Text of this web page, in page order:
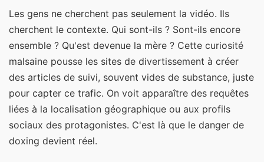
Les gens ne cherchent pas seulement la vidéo. Ils
cherchent le contexte. Qui sont-ils ? Sont-ils encore
ensemble ? Qu'est devenue la mère ? Cette curiosité
malsaine pousse les sites de divertissement à créer
des articles de suivi, souvent vides de substance, juste
pour capter ce trafic. On voit apparaître des requêtes
liées à la localisation géographique ou aux profils
sociaux des protagonistes. C'est là que le danger de
doxing devient réel.